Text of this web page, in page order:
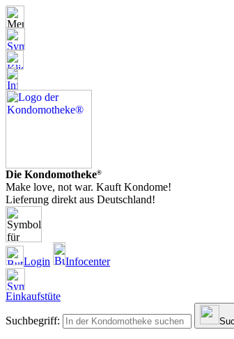
Die Kondomotheke®
Make love, not war. Kauft Kondome!
Lieferung direkt aus Deutschland!
Login Infocenter
Einkaufstüte
Suchbegriff: